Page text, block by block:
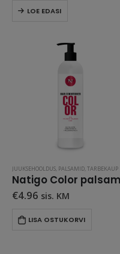
LOE EDASI
JUUKSEHOOLDUS, PALSAMID,TARBEKAUP
€4.96 sis. KM
LISA OSTUKORVI